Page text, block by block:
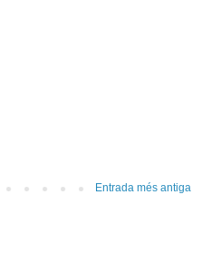
Entrada més antiga